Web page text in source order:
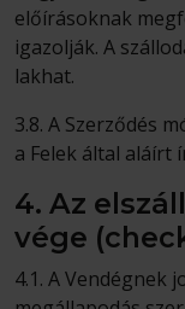
előírásoknak
igazolják. A
lakhat.
3.8. A Szerződés
a Felek által aláírt
4. Az
vége
4.1. A Vendégnek